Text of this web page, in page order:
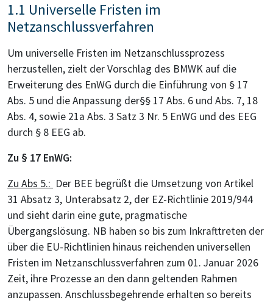
1.1 Universelle Fristen im
Netzanschlussverfahren
Um universelle Fristen im Netzanschlussprozess
herzustellen, zielt der Vorschlag des BMWK auf die
Erweiterung des EnWG durch die Einführung von § 17
Abs. 5 und die Anpassung der§§ 17 Abs. 6 und Abs. 7, 18
Abs. 4, sowie 21a Abs. 3 Satz 3 Nr. 5 EnWG und des EEG
durch § 8 EEG ab.
Zu § 17 EnWG:
Zu Abs 5.: Der BEE begrüßt die Umsetzung von Artikel
31 Absatz 3, Unterabsatz 2, der EZ-Richtlinie 2019/944
und sieht darin eine gute, pragmatische
Übergangslösung. NB haben so bis zum Inkrafttreten der
über die EU-Richtlinien hinaus reichenden universellen
Fristen im Netzanschlussverfahren zum 01. Januar 2026
Zeit, ihre Prozesse an den dann geltenden Rahmen
anzupassen. Anschlussbegehrende erhalten so bereits